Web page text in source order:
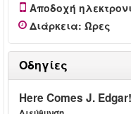
Αποδοχή
Διάρκεια: Ώρες
Οδηγίες
Here Comes J.